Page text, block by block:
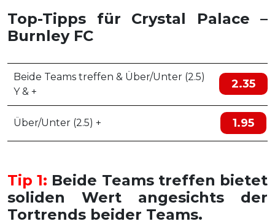
Top-Tipps für Crystal Palace –
Burnley FC
Beide Teams treffen & Über/Unter (2.5)
Y & +
2.35
Über/Unter (2.5) + 1.95
Tip 1: Beide Teams treffen bietet
soliden Wert angesichts der
Tortrends beider Teams.